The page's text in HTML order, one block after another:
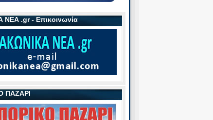
ΝΕΑ .gr - Επικοινωνία
ΠΑΖΑΡΙ